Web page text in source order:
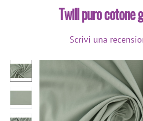
Twill puro cotone
Scrivi una